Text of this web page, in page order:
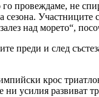
провеждаме, не
Участниците
над морето“,
преди и след
крос
усилия развиват